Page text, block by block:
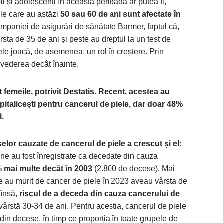
și adolescenți în această perioadă ar putea fi,
care au astăzi 50 sau 60 de ani sunt afectate în
de asigurări de sănătate Barmer, faptul că,
de 35 de ani și peste au dreptul la un test de
joacă, de asemenea, un rol în creștere. Prin
decât înainte.
potrivit Destatis. Recent, acestea au
pentru cancerul de piele, dar doar 48%
cauzate de cancerul de piele a crescut și el :
au fost înregistrate ca decedate din cauza
mai multe decât în ​​2003 (2.800 de decese). Mai
au murit de cancer de piele în 2023 aveau vârsta de
riscul de a deceda din cauza cancerului de
30-34 de ani. Pentru aceștia, cancerul de piele
decese, în timp ce proporția în toate grupele de